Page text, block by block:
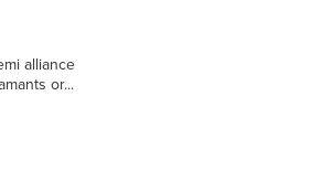
alliance
or...